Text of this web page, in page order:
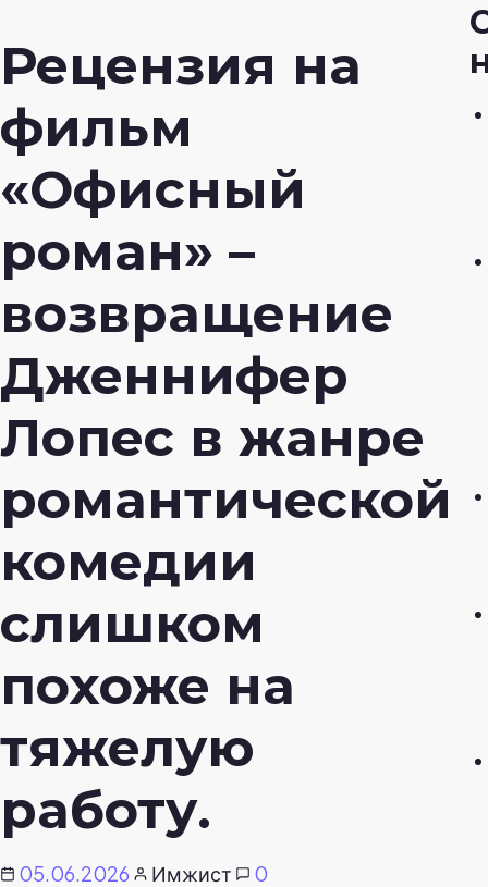
Рецензия на
фильм
«Офисный
роман» –
возвращение
Дженнифер
Лопес в жанре
романтической
комедии
слишком
похоже на
тяжелую
работу.
05.06.2026 Имжист
0